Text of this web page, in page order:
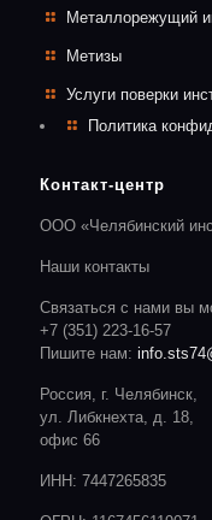
Металлорежущий
Метизы
Услуги поверки
Политика
Контакт-центр
ООО «Челябинский
Наши контакты
Связаться с нами вы
+7 (351) 223-16-57
Пишите нам:
Россия, г. Челябинск,
ул. Либкнехта, д. 18,
офис 66
ИНН: 7447265835